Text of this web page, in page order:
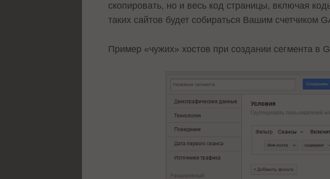
скопировать, но и весь код страницы, включая
таких сайтов будет собираться Вашим счетчиком
Пример «чужих» хостов при создании сегмента в